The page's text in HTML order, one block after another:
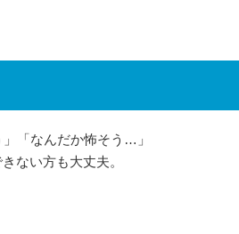
「なんだか怖そう…」
ない方も大丈夫。